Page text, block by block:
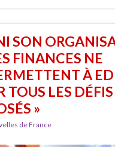
SON
FINANCES NE
À
TOUS LES
»
de France